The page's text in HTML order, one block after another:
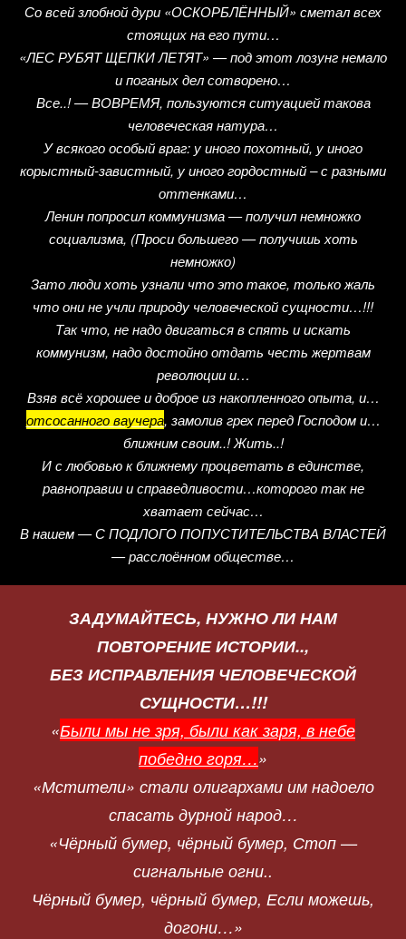
Со всей злобной дури «ОСКОРБЛЁННЫЙ» сметал всех
стоящих на его пути…
«ЛЕС РУБЯТ ЩЕПКИ ЛЕТЯТ» — под этот лозунг немало
и поганых дел сотворено…
Все..! — ВОВРЕМЯ, пользуются ситуацией такова
человеческая натура…
У всякого особый враг: у иного похотный, у иного
корыстный-завистный, у иного гордостный – с разными
оттенками…
Ленин попросил коммунизма — получил немножко
социализма, (Проси большего — получишь хоть
немножко)
Зато люди хоть узнали что это такое, только жаль
что они не учли природу человеческой сущности…!!!
Так что, не надо двигаться в спять и искать
коммунизм, надо достойно отдать честь жертвам
революции и…
Взяв всё хорошее и доброе из накопленного опыта, и…
отсосанного ваучера, замолив грех перед Господом и…
ближним своим..! Жить..!
И с любовью к ближнему процветать в единстве,
равноправии и справедливости…которого так не
хватает сейчас…
В нашем — С ПОДЛОГО ПОПУСТИТЕЛЬСТВА ВЛАСТЕЙ
— расслоённом обществе…
ЗАДУМАЙТЕСЬ, НУЖНО ЛИ НАМ
ПОВТОРЕНИЕ ИСТОРИИ..,
БЕЗ ИСПРАВЛЕНИЯ ЧЕЛОВЕЧЕСКОЙ
СУЩНОСТИ…!!!
«Были мы не зря, были как заря, в небе
победно горя…»
«Мстители» стали олигархами им надоело
спасать дурной народ…
«Чёрный бумер, чёрный бумер, Стоп —
сигнальные огни..
Чёрный бумер, чёрный бумер, Если можешь,
догони…»